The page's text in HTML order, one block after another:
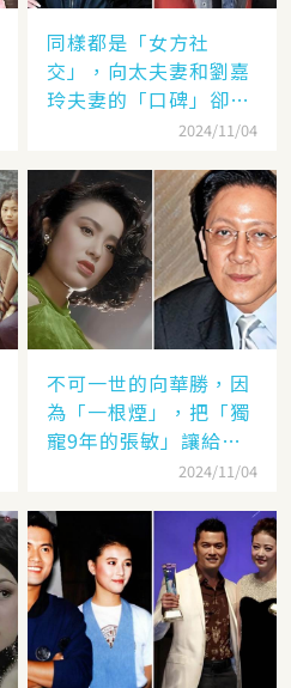
同樣都是「女方社
交」，向太夫妻和劉嘉
玲夫妻的「口碑」卻差
太遠：聽她們對「另一
2024/11/04
不可一世的向華勝，因
為「一根煙」，把「獨
寵9年的張敏」讓給了
2024/11/04